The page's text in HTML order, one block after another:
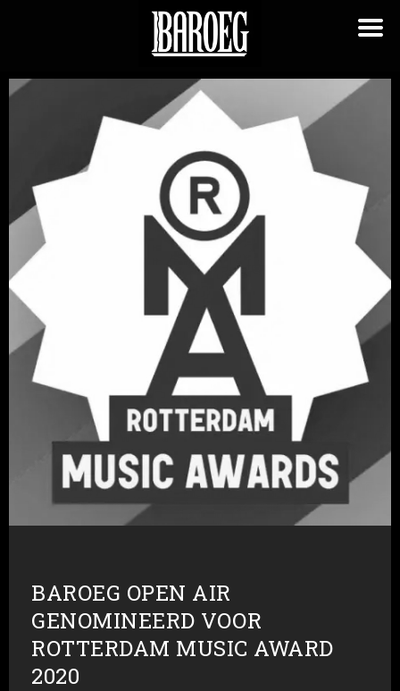
BAROEG OPEN AIR
GENOMINEERD VOOR
ROTTERDAM MUSIC AWARD
2020